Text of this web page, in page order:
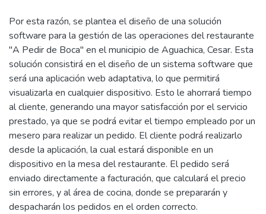
Por esta razón, se plantea el diseño de una solución
software para la gestión de las operaciones del restaurante
"A Pedir de Boca" en el municipio de Aguachica, Cesar. Esta
solución consistirá en el diseño de un sistema software que
será una aplicación web adaptativa, lo que permitirá
visualizarla en cualquier dispositivo. Esto le ahorrará tiempo
al cliente, generando una mayor satisfacción por el servicio
prestado, ya que se podrá evitar el tiempo empleado por un
mesero para realizar un pedido. El cliente podrá realizarlo
desde la aplicación, la cual estará disponible en un
dispositivo en la mesa del restaurante. El pedido será
enviado directamente a facturación, que calculará el precio
sin errores, y al área de cocina, donde se prepararán y
despacharán los pedidos en el orden correcto.